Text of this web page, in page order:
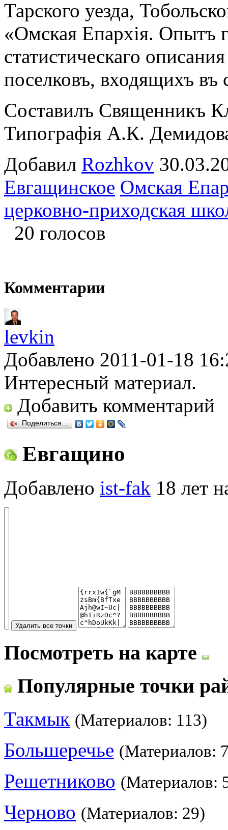
Тарского уезда,
«Омская Епархiя. Опытъ
статистическаго
поселковъ, входящихъ въ
Составилъ Священникъ
Типографiя А.К.
Добавил Rozhkov
Евгащинское Омская
церковно-приходская
20 голосов
Комментарии
levkin
Добавлено 2011-01-18
Интересный материал.
Добавить комментарий
Поделиться…
Евгащино
Добавлено ist-fak 18 лет
Посмотреть на карте
Популярные точки
Такмык (Материалов: 113)
Большеречье (Материалов:
Решетниково (Материалов:
Черново (Материалов: 29)